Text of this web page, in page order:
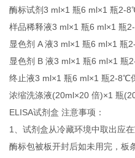
酶标试剂3 ml×1 瓶6 ml×1 瓶2-
样品稀释液3 ml×1 瓶6 ml×1 瓶
显色剂 A 液3 ml×1 瓶6 ml×1 瓶
显色剂 B 液3 ml×1 瓶6 ml×1 瓶
终止液3 ml×1 瓶6 ml×1 瓶2-8℃
浓缩洗涤液(20ml×20 倍)×1 瓶
ELISA试剂盒 注意事项：
1、试剂盒从冷藏环境中取出应
酶标包被板开封后如未用完，板